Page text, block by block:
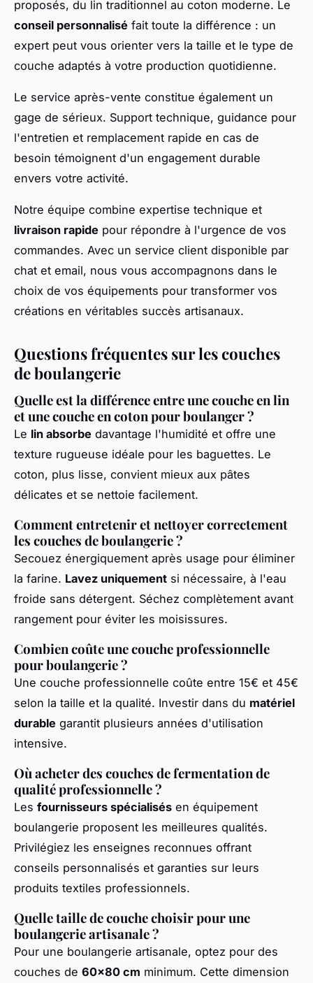
proposés, du lin traditionnel au coton moderne. Le
conseil personnalisé fait toute la différence : un
expert peut vous orienter vers la taille et le type de
couche adaptés à votre production quotidienne.
Le service après-vente constitue également un
gage de sérieux. Support technique, guidance pour
l'entretien et remplacement rapide en cas de
besoin témoignent d'un engagement durable
envers votre activité.
Notre équipe combine expertise technique et
livraison rapide pour répondre à l'urgence de vos
commandes. Avec un service client disponible par
chat et email, nous vous accompagnons dans le
choix de vos équipements pour transformer vos
créations en véritables succès artisanaux.
Questions fréquentes sur les couches
de boulangerie
Quelle est la différence entre une couche en lin
et une couche en coton pour boulanger ?
Le lin absorbe davantage l'humidité et offre une
texture rugueuse idéale pour les baguettes. Le
coton, plus lisse, convient mieux aux pâtes
délicates et se nettoie facilement.
Comment entretenir et nettoyer correctement
les couches de boulangerie ?
Secouez énergiquement après usage pour éliminer
la farine. Lavez uniquement si nécessaire, à l'eau
froide sans détergent. Séchez complètement avant
rangement pour éviter les moisissures.
Combien coûte une couche professionnelle
pour boulangerie ?
Une couche professionnelle coûte entre 15€ et 45€
selon la taille et la qualité. Investir dans du matériel
durable garantit plusieurs années d'utilisation
intensive.
Où acheter des couches de fermentation de
qualité professionnelle ?
Les fournisseurs spécialisés en équipement
boulangerie proposent les meilleures qualités.
Privilégiez les enseignes reconnues offrant
conseils personnalisés et garanties sur leurs
produits textiles professionnels.
Quelle taille de couche choisir pour une
boulangerie artisanale ?
Pour une boulangerie artisanale, optez pour des
couches de 60x80 cm minimum. Cette dimension